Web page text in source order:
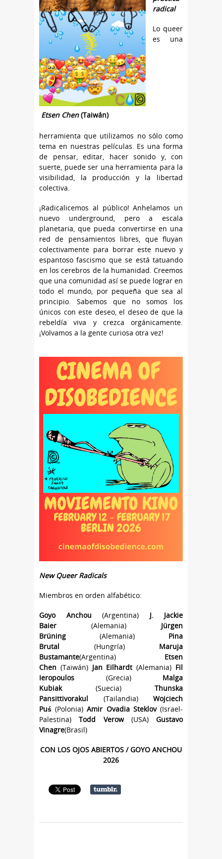
Etsen Chen(Taiwán)
radical
Lo queer
es una
herramienta que utilizamos no sólo como
tema en nuestras películas. Es una forma
de pensar, editar, hacer sonido y, con
suerte, puede ser una herramienta para la
visibilidad, la producción y la libertad
colectiva.
¡Radicalicemos al público! Anhelamos un
nuevo underground, pero a escala
planetaria, que pueda convertirse en una
red de pensamientos libres, que fluyan
colectivamente para borrar este nuevo y
espantoso fascismo que se está tatuando
en los cerebros de la humanidad. Creemos
que una comunidad así se puede lograr en
todo el mundo, por pequeña que sea al
principio. Sabemos que no somos los
únicos con este deseo, el deseo de que la
rebeldía viva y crezca orgánicamente.
¡Volvamos a la gente curiosa otra vez!
New Queer Radicals
Miembros en orden alfabético:
Goyo Anchou (Argentina) J. Jackie
Baier (Alemania) Jürgen
Brüning (Alemania) Pina
Brutal (Hungría) Maruja
Bustamante(Argentina) Etsen
Chen (Taiwán) Jan Eilhardt(Alemania) Fil
Ieropoulos (Grecia) Malga
Kubiak(Suecia) Thunska
Pansittivorakul (Tailandia) Wojciech
Puś (Polonia)Amir Ovadia Steklov(Israel-
Palestina)Todd Verow(USA) Gustavo
Vinagre(Brasil)
CON LOS OJOS ABIERTOS / GOYO ANCHOU
2026